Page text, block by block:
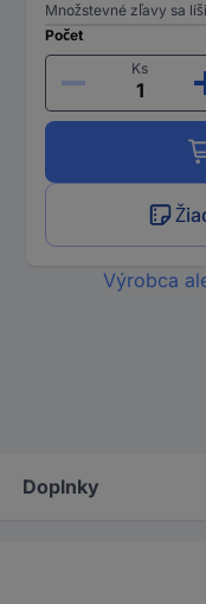
Množstevné zľavy sa
Počet
Ks
Výrobca
Doplnky